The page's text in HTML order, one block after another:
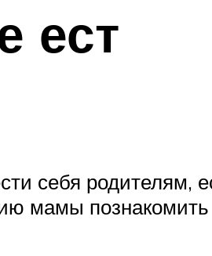
ест
себя родителям,
мамы